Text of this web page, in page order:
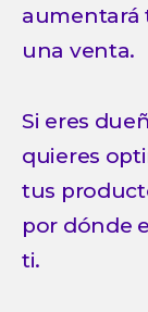
aumentará
una venta.
Si eres
quieres
tus
por dónde
ti.